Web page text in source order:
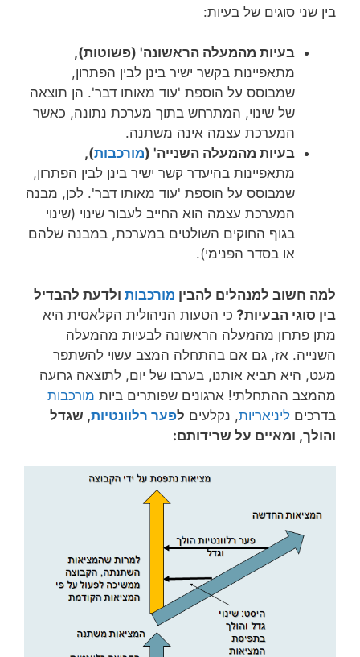
בין שני סוגים של בעיות:
בעיות מהמעלה הראשונה' (פשוטות),
מתאפיינות בקשר ישיר בינן לבין הפתרון,
שמבוסס על הוספת 'עוד מאותו דבר'. הן תוצאה
של שינוי, המתרחש בתוך מערכת נתונה, כאשר
המערכת עצמה אינה משתנה.
בעיות מהמעלה השנייה' (מורכבות),
מתאפיינות בהיעדר קשר ישיר בינן לבין הפתרון,
שמבוסס על הוספת 'עוד מאותו דבר'. לכן, מבנה
המערכת עצמה הוא החייב לעבור שינוי (שינוי
בגוף החוקים השולטים במערכת, במבנה שלהם
או בסדר הפנימי).
למה חשוב למנהלים להבין מורכבות ולדעת להבדיל
בין סוגי הבעיות? כי הטעות הניהולית הקלאסית היא
מתן פתרון מהמעלה הראשונה לבעיות מהמעלה
השנייה. אז, גם אם בהתחלה המצב עשוי להשתפר
מעט, היא תביא אותנו, בערבו של יום, לתוצאה גרועה
מהמצב ההתחלתי! ארגונים שפותרים ביות מורכבות
בדרכים ליניאריות, נקלעים לפער רלוונטיות, שגדל
והולך, ומאיים על שרידותם: